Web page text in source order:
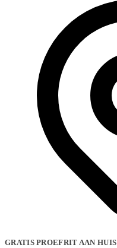
GRATIS PROEFRIT AAN HUIS